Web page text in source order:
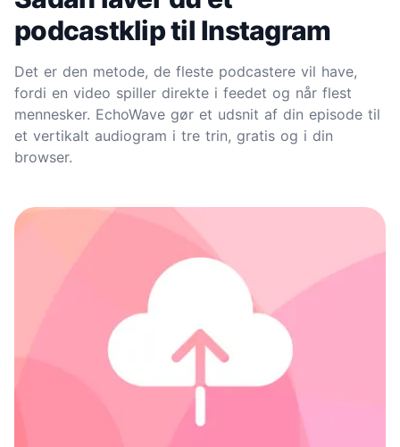
podcastklip til Instagram
Det er den metode, de fleste podcastere vil have,
fordi en video spiller direkte i feedet og når flest
mennesker. EchoWave gør et udsnit af din episode til
et vertikalt audiogram i tre trin, gratis og i din
browser.